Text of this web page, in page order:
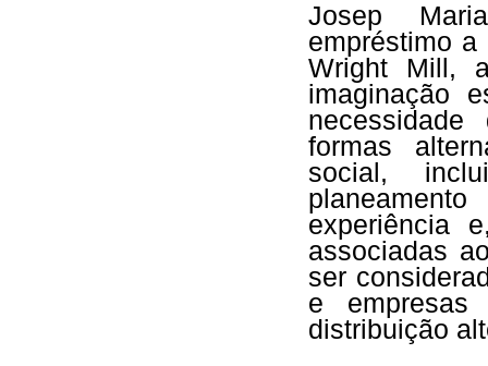
Josep
empréstimo
Wright Mill,
imaginação
necessidade
formas
social,
experiência
associadas
ser
e empresas
distribuição